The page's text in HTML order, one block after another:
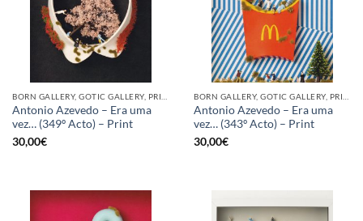
Antonio Azevedo – Era uma
vez… (349º Acto) – Print
30,00€
Antonio Azevedo – Era uma
vez… (343º Acto) – Print
30,00€